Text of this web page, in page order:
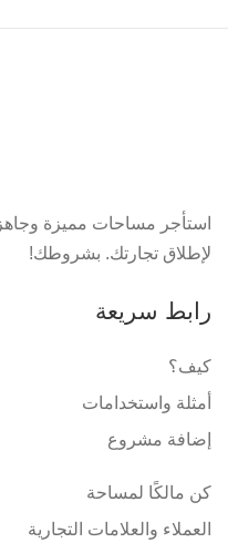
استأجر مساحات مميزة
لإطلاق تجارتك. بشروطك!
رابط سريعة
كيف؟
أمثلة واستخدامات
إضافة مشروع
كن مالكًا لمساحة
العملاء والعلامات التجارية